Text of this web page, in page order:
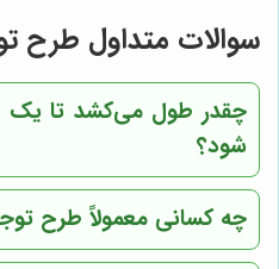
سوالات متداول طرح
چقدر طول می‌کشد تا یک
شود؟
چه کسانی معمولاً طرح